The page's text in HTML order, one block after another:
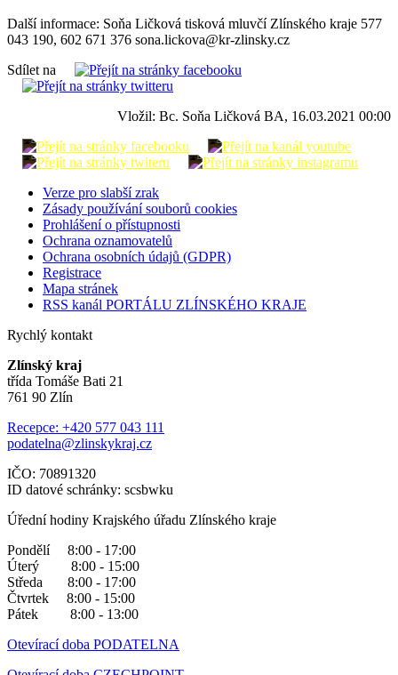
Další informace: Soňa Ličková tisková mluvčí Zlínského kraje 577
043 190, 602 671 376 sona.lickova@kr-zlinsky.cz
Sdílet na
Vložil: Bc. Soňa Ličková BA, 16.03.2021 00:00
Verze pro slabší zrak
Zásady používání souborů cookies
Prohlášení o přístupnosti
Ochrana oznamovatelů
Ochrana osobních údajů (GDPR)
Registrace
Mapa stránek
RSS kanál PORTÁLU ZLÍNSKÉHO KRAJE
Rychlý kontakt
Zlínský kraj
třída Tomáše Bati 21
761 90 Zlín
Recepce: +420 577 043 111
podatelna@zlinskykraj.cz
IČO: 70891320
ID datové schránky: scsbwku
Úřední hodiny Krajského úřadu Zlínského kraje
Pondělí 8:00 - 17:00
Úterý 8:00 - 15:00
Středa 8:00 - 17:00
Čtvrtek 8:00 - 15:00
Pátek 8:00 - 13:00
Otevírací doba PODATELNA